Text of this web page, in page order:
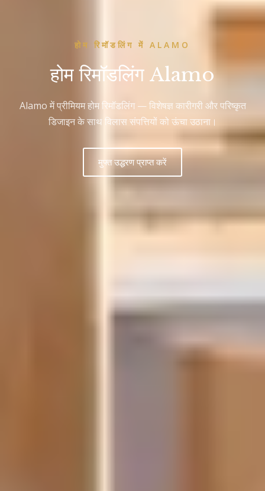
होम रिमॉडलिंग में ALAMO
होम रिमॉडलिंग Alamo
Alamo में प्रीमियम होम रिमॉडलिंग — विशेषज्ञ कारीगरी और परिष्कृत
डिजाइन के साथ विलास संपत्तियों को ऊंचा उठाना।
मुफ्त उद्धरण प्राप्त करें